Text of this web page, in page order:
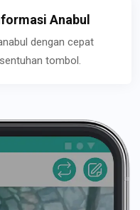
Anabul
dengan cepat
tombol.